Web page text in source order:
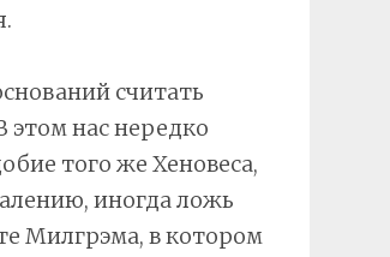
считать
этом нас нередко
того же Хеновеса,
иногда ложь
Милгрэма, в котором